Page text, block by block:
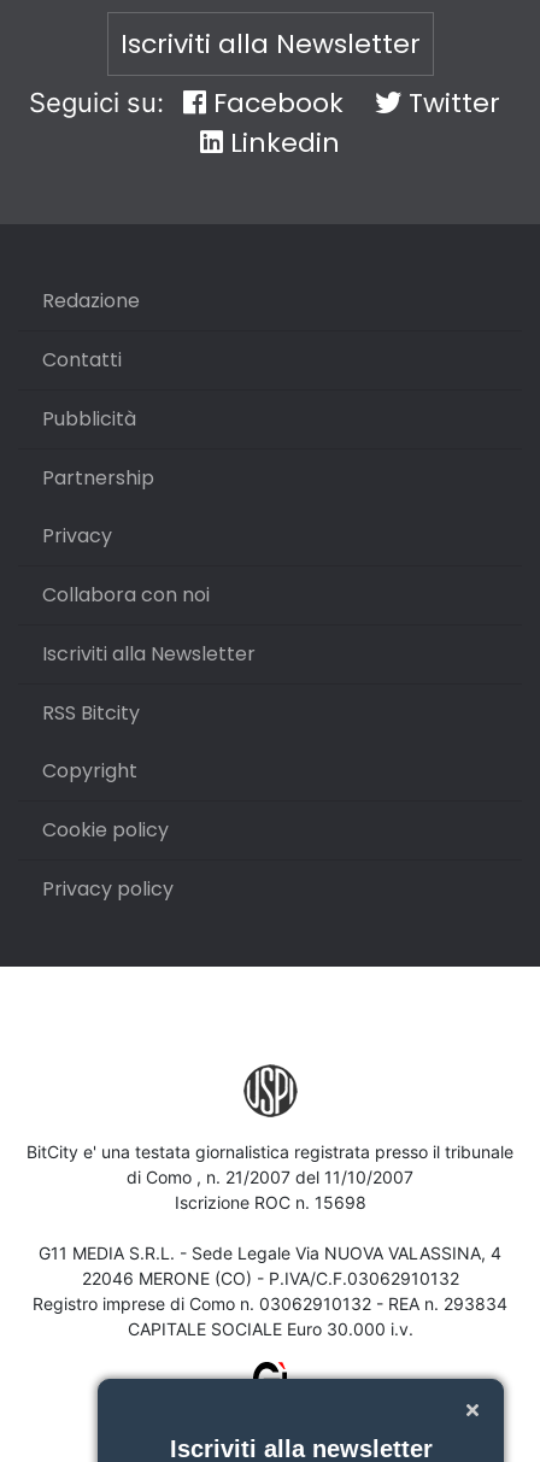
Iscriviti alla Newsletter
Seguici su: Facebook
Twitter
Linkedin
Redazione
Contatti
Pubblicità
Partnership
Privacy
Collabora con noi
Iscriviti alla Newsletter
RSS Bitcity
Copyright
Cookie policy
Privacy policy
BitCity e' una testata giornalistica registrata presso il tribunale
di Como , n. 21/2007 del 11/10/2007
Iscrizione ROC n. 15698
G11 MEDIA S.R.L. - Sede Legale Via NUOVA VALASSINA, 4
22046 MERONE (CO) - P.IVA/C.F.03062910132
Registro imprese di Como n. 03062910132 - REA n. 293834
CAPITALE SOCIALE Euro 30.000 i.v.
Iscriviti alla newsletter